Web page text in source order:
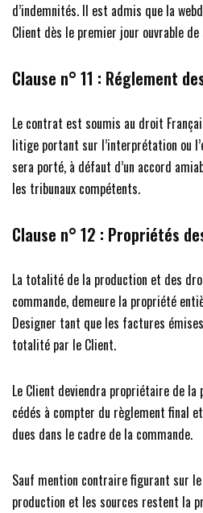
d’indemnités. Il est admis que la
Client dès le premier jour ouvrable
Clause n° 11 : Réglement
Le contrat est soumis au droit
litige portant sur l’interprétation ou
sera porté, à défaut d’un accord
les tribunaux compétents.
Clause n° 12 : Propriétés
La totalité de la production et des
commande, demeure la propriété
Designer tant que les factures
totalité par le Client.
Le Client deviendra propriétaire de
cédés à compter du règlement final
dues dans le cadre de la commande.
Sauf mention contraire figurant sur
production et les sources restent la